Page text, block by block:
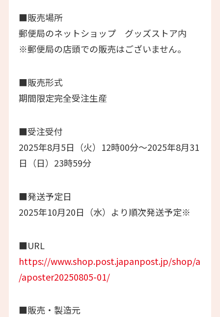
■販売場所
郵便局のネットショップ グッズストア内
※郵便局の店頭での販売はございません。
■販売形式
期間限定完全受注生産
■受注受付
2025年8月5日（火）12時00分～2025年8月31
日（日）23時59分
■発送予定日
2025年10月20日（水）より順次発送予定※
■URL
https://www.shop.post.japanpost.jp/shop/a
/aposter20250805-01/
■販売・製造元